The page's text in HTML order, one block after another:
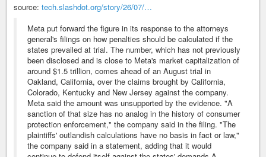
source: tech.slashdot.org/story/26/07/…
Meta put forward the figure in its response to the attorneys
general's filings on how penalties should be calculated if the
states prevailed at trial. The number, which has not previously
been disclosed and is close to Meta's market capitalization of
around $1.5 trillion, comes ahead of an August trial in
Oakland, California, over the claims brought by California,
Colorado, Kentucky and New Jersey against the company.
Meta said the amount was unsupported by the evidence. "A
sanction of that size has no analog in the history of consumer
protection enforcement," the company said in the filing. "The
plaintiffs' outlandish calculations have no basis in fact or law,"
the company said in a statement, adding that it would